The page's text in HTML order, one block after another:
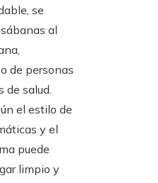
se
al
de personas
de salud.
el estilo de
y el
puede
limpio y